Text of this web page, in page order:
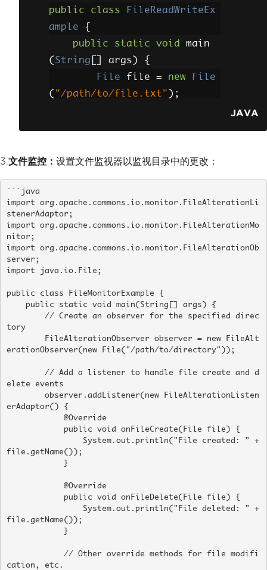
e)
{
}
}
public class
FileReadWriteEx
ample
{
public
static void
main
( String args )
{
File file = new
File
( "/path/to/file.txt" );
try {
// Write String
e
FileUtils. writeS
tringToFile(file , content ,
S
}
e)
{
printStackTrac
}
}
JAVA
3. 文件监控： 设置文件监视器以监视目录中的更改：
```java
import org.apache.commons.io.monitor.FileAlterationLi
stenerAdaptor;
import org.apache.commons.io.monitor.FileAlterationMo
nitor;
import org.apache.commons.io.monitor.FileAlterationOb
server;
import java.io.File;
public class FileMonitorExample {
tory
erationObserver(new File("/path/to/directory"));
elete events
erAdaptor() {
file.getName());
file.getName());
cation, etc.